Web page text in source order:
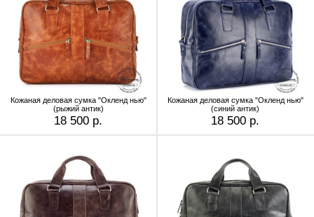
Кожаная деловая сумка "Окленд нью"
(рыжий антик)
18 500 р.
Кожаная деловая сумка "Окленд нью"
(синий антик)
18 500 р.